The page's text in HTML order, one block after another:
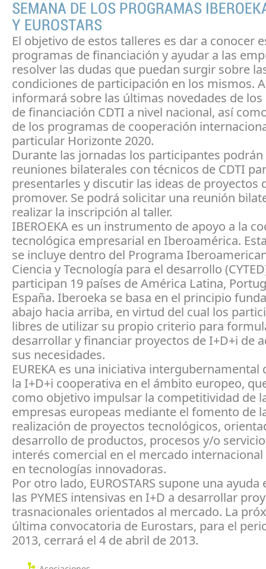
SEMANA DE LOS PROGRAMAS
Y EUROSTARS
El objetivo de estos talleres es dar a conocer
programas de financiación y ayudar a las
resolver las dudas que puedan surgir sobre
condiciones de participación en los mismos.
informará sobre las últimas novedades de
de financiación CDTI a nivel nacional, así
de los programas de cooperación
particular Horizonte 2020.
Durante las jornadas los participantes
reuniones bilaterales con técnicos de CDTI
presentarles y discutir las ideas de proyectos
promover. Se podrá solicitar una reunión
realizar la inscripción al taller.
IBEROEKA es un instrumento de apoyo a la
tecnológica empresarial en Iberoamérica.
se incluye dentro del Programa
Ciencia y Tecnología para el desarrollo
participan 19 países de América Latina,
España. Iberoeka se basa en el principio
abajo hacia arriba, en virtud del cual los
libres de utilizar su propio criterio para
desarrollar y financiar proyectos de I+D+i de
sus necesidades.
EUREKA es una iniciativa intergubernamental
la I+D+i cooperativa en el ámbito europeo,
como objetivo impulsar la competitividad de
empresas europeas mediante el fomento de
realización de proyectos tecnológicos,
desarrollo de productos, procesos y/o
interés comercial en el mercado internacional
en tecnologías innovadoras.
Por otro lado, EUROSTARS supone una ayuda
las PYMES intensivas en I+D a desarrollar
trasnacionales orientados al mercado. La
última convocatoria de Eurostars, para el
2013, cerrará el 4 de abril de 2013.